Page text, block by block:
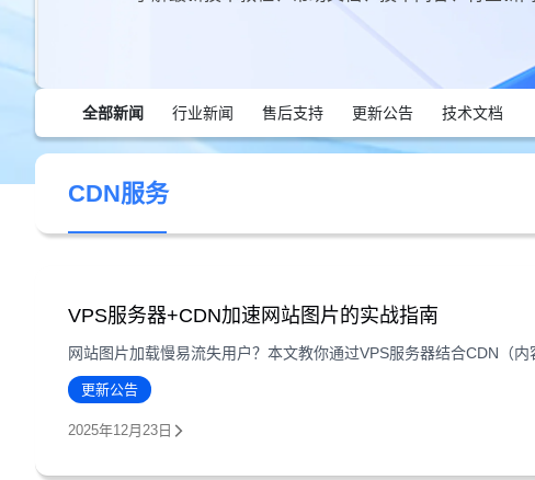
全部新闻 行业新闻 售后支持 更新公告 技术文档
CDN服务
VPS服务器+CDN加速网站图片的实战指南
更新公告
2025年12月23日